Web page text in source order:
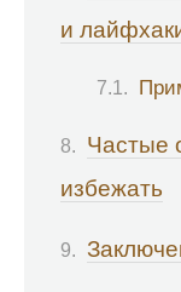
и
Частые
избежать